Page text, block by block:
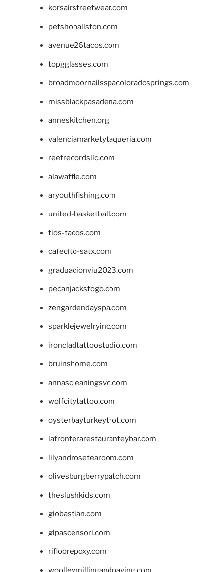
korsairstreetwear.com
petshopallston.com
avenue26tacos.com
topgglasses.com
broadmoornailsspacoloradosprings.com
missblackpasadena.com
anneskitchen.org
valenciamarketytaqueria.com
reefrecordsllc.com
alawaffle.com
aryouthfishing.com
united-basketball.com
tios-tacos.com
cafecito-satx.com
graduacionviu2023.com
pecanjackstogo.com
zengardendayspa.com
sparklejewelryinc.com
ironcladtattoostudio.com
bruinshome.com
annascleaningsvc.com
wolfcitytattoo.com
oysterbayturkeytrot.com
lafronterarestauranteybar.com
lilyandrosetearoom.com
olivesburgberrypatch.com
theslushkids.com
giobastian.com
glpascensori.com
rifloorepoxy.com
woolleymillingandpaving.com